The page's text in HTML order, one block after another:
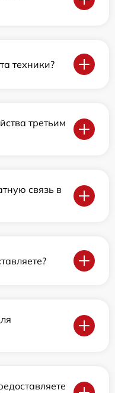
техники?
третьим
связь в